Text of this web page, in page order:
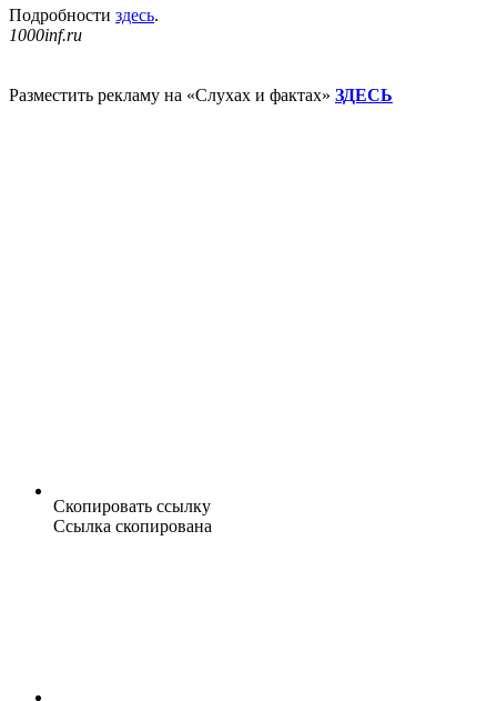
Подробности здесь.
1000inf.ru
Разместить рекламу на «Слухах и фактах» ЗДЕСЬ
Скопировать ссылку
Ссылка скопирована